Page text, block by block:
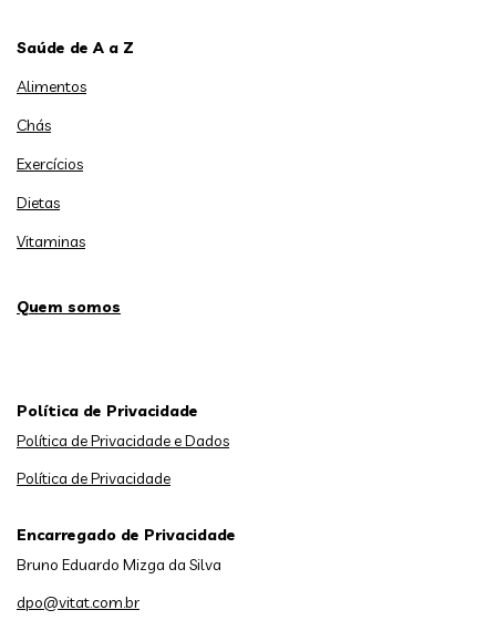
Saúde de A a Z
Alimentos
Chás
Exercícios
Dietas
Vitaminas
Quem somos
Política de Privacidade
Política de Privacidade e Dados
Política de Privacidade
Encarregado de Privacidade
Bruno Eduardo Mizga da Silva
dpo@vitat.com.br